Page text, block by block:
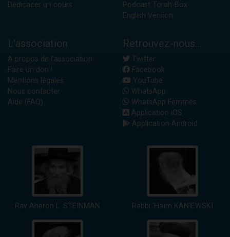
Dédicacer un cours
Podcast Torah-Box
English Version
L'association
A propos de l'association
Faire un don !
Mentions légales
Nous contacter
Aide (FAQ)
Retrouvez-nous...
Twitter
Facebook
YouTube
WhatsApp
WhatsApp Femmes
Application iOS
Application Android
Rav Aharon L. STEINMAN Rabbi 'Haïm KANIEWSKI